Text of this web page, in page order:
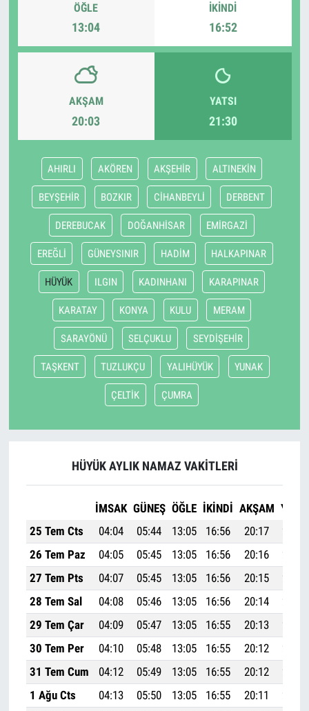
ÖĞLE
13:04
İKINDI
16:52
AKŞAM
20:03
YATSI
21:30
AHIRLI AKÖREN AKŞEHİR ALTINEKİN
BEYŞEHİR BOZKIR CİHANBEYLİ DERBENT
DEREBUCAK DOĞANHİSAR EMİRGAZİ
EREĞLİ GÜNEYSINIR HADİM HALKAPINAR
HÜYÜK ILGIN KADINHANI KARAPINAR
KARATAY KONYA KULU MERAM
SARAYÖNÜ SELÇUKLU SEYDİŞEHİR
TAŞKENT TUZLUKÇU YALIHÜYÜK YUNAK
ÇELTİK ÇUMRA
HÜYÜK AYLIK NAMAZ VAKITLERI
İMSAK GÜNEŞ ÖĞLE İKINDI AKŞAM YATSI
25 Tem Cts
04:04 05:44 13:05 16:56 20:17
26 Tem Paz
04:05 05:45 13:05 16:56 20:16
27 Tem Pts
04:07 05:45 13:05 16:56 20:15
28 Tem Sal
04:08 05:46 13:05 16:56 20:14
29 Tem Çar
04:09 05:47 13:05 16:55 20:13
30 Tem Per
04:10 05:48 13:05 16:55 20:12
31 Tem Cum
04:12 05:49 13:05 16:55 20:12
1 Ağu Cts
04:13 05:50 13:05 16:55 20:11